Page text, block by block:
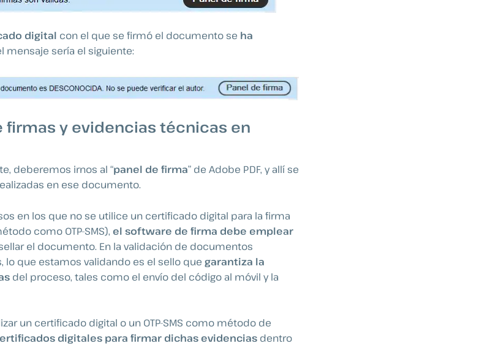
digital con el que se firmó el documento se ha
mensaje sería el siguiente:
firmas y evidencias técnicas en
deberemos irnos al “panel de firma” de Adobe PDF, y allí se
en ese documento.
en los que no se utilice un certificado digital para la firma
como OTP-SMS), el software de firma debe emplear
el documento. En la validación de documentos
lo que estamos validando es el sello que garantiza la
del proceso, tales como el envío del código al móvil y la
un certificado digital o un OTP-SMS como método de
digitales para firmar dichas evidencias dentro